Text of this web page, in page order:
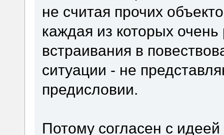
не считая прочих
каждая из которых
встраивания в
ситуации - не
предисловии.
Потому согласен с